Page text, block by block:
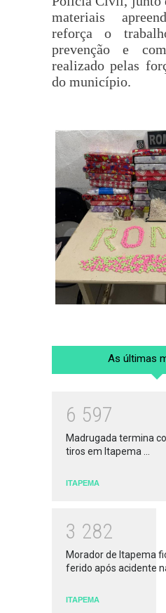
materiais
reforça o
prevenção e
realizado pelas
do município.
As últimas
6 597
Madrugada termina
tiros em Itapema ...
ITAPEMA
3 282
Morador de Itapema
ferido após acidente na
ITAPEMA